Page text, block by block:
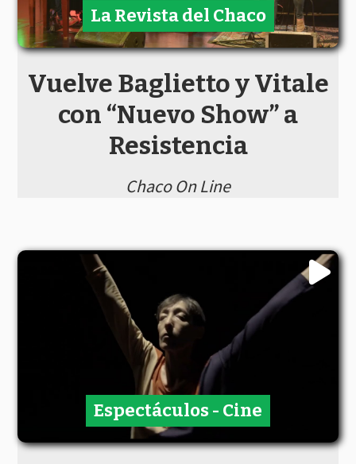
Vuelve Baglietto y Vitale
con “Nuevo Show” a
Resistencia
Chaco On Line
La Revista del Chaco
Espectáculos - Cine